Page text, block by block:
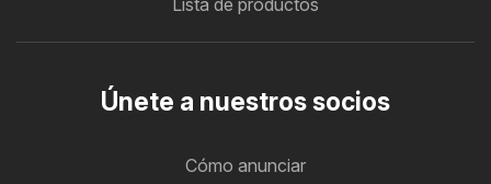
Lista de productos
Únete a nuestros socios
Cómo anunciar